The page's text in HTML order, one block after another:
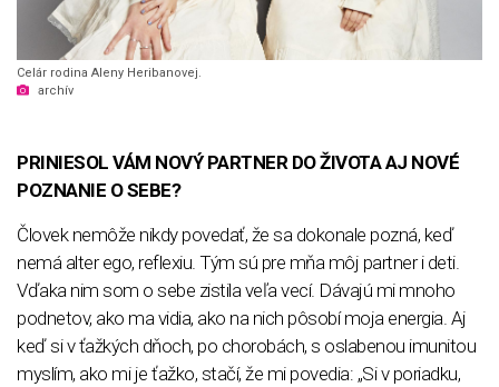
Celár rodina Aleny Heribanovej.
archív
PRINIESOL VÁM NOVÝ PARTNER DO ŽIVOTA AJ NOVÉ
POZNANIE O SEBE?
Človek nemôže nikdy povedať, že sa dokonale pozná, keď
nemá alter ego, reflexiu. Tým sú pre mňa môj partner i deti.
Vďaka nim som o sebe zistila veľa vecí. Dávajú mi mnoho
podnetov, ako ma vidia, ako na nich pôsobí moja energia. Aj
keď si v ťažkých dňoch, po chorobách, s oslabenou imunitou
myslím, ako mi je ťažko, stačí, že mi povedia: „Si v poriadku,